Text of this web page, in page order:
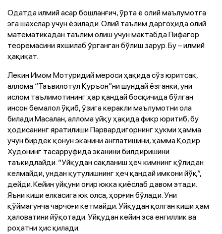
Одатда илмий асар бошланғич, ўрта ё олий маълумотга
эга шахслар учун ёзилади. Олий таълим даргоҳида олий
математикадан таълим олиш учун мактабда Пифагор
теоремасини яхшилаб ўрганган бўлиш зарур. Бу – илмий
ҳақиқат.
Лекин Имом Мотуридий мероси ҳақида сўз юритсак,
аллома “Таъвилотул Қуръон”ни шундай ёзганки, уни
ислом таълимотининг ҳар қандай босқичида бўлган
инсон бемалол ўқиб, ўзига керакли маълумотни ола
билади.Масалан, аллома уйқу ҳақида фикр юритиб, бу
ҳодисанинг яратилиши Парвардигорнинг ҳукми ҳамма
учун бирдек қонун эканини англатишини, ҳамма Қодир
Худонинг тасарруфида эканини билдиришини
таъкидлайди. “Уйқудан сақланиш ҳеч кимнинг қўлидан
келмайди, ундан қутулишнинг ҳеч қандай имкони йўқ”,
дейди. Кейин уйқуни оғир юкка қиёслаб давом этади.
Яъни киши елкасига юк олса, ҳорғин бўлади. Уни
қўймагунча чарчоғи кетмайди. Уйқудан қолган киши ҳам
ҳаловатини йўқотади. Уйқудан кейин эса енгиллик ва
роҳатни ҳис қилади.